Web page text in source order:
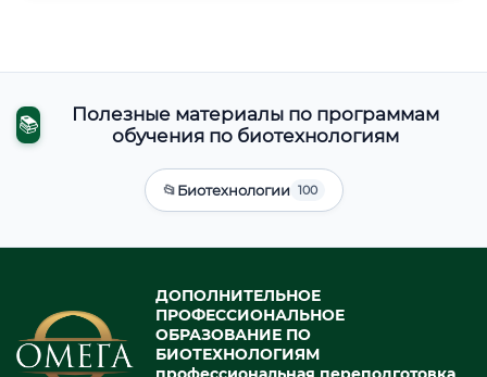
📚
Полезные материалы по программам
обучения по биотехнологиям
📂Биотехнологии 100
ДОПОЛНИТЕЛЬНОЕ
ПРОФЕССИОНАЛЬНОЕ
ОБРАЗОВАНИЕ ПО
БИОТЕХНОЛОГИЯМ